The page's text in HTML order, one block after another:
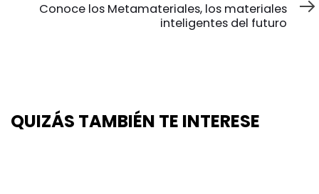
Conoce los Metamateriales, los materiales
inteligentes del futuro
QUIZÁS TAMBIÉN TE INTERESE